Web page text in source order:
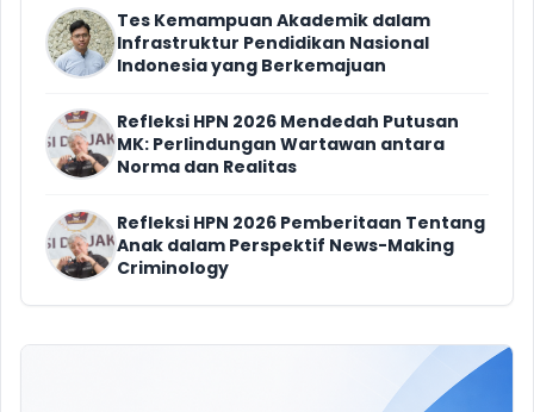
Tes Kemampuan Akademik dalam
Infrastruktur Pendidikan Nasional
Indonesia yang Berkemajuan
Refleksi HPN 2026 Mendedah Putusan
MK: Perlindungan Wartawan antara
Norma dan Realitas
Refleksi HPN 2026 Pemberitaan Tentang
Anak dalam Perspektif News-Making
Criminology